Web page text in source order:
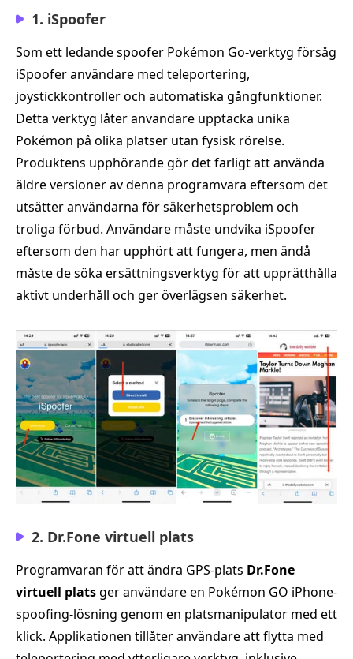
1. iSpoofer
Som ett ledande spoofer Pokémon Go-verktyg försåg
iSpoofer användare med teleportering,
joystickkontroller och automatiska gångfunktioner.
Detta verktyg låter användare upptäcka unika
Pokémon på olika platser utan fysisk rörelse.
Produktens upphörande gör det farligt att använda
äldre versioner av denna programvara eftersom det
utsätter användarna för säkerhetsproblem och
troliga förbud. Användare måste undvika iSpoofer
eftersom den har upphört att fungera, men ändå
måste de söka ersättningsverktyg för att upprätthålla
aktivt underhåll och ger överlägsen säkerhet.
2. Dr.Fone virtuell plats
Programvaran för att ändra GPS-plats Dr.Fone
virtuell platsger användare en Pokémon GO iPhone-
spoofing-lösning genom en platsmanipulator med ett
klick. Applikationen tillåter användare att flytta med